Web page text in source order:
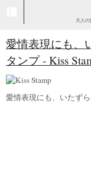
大人の
愛情表現にも、
タンプ - Kiss
愛情表現にも、いたず